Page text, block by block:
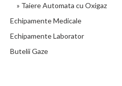
» Taiere Automata cu Oxigaz
Echipamente Medicale
Echipamente Laborator
Butelii Gaze